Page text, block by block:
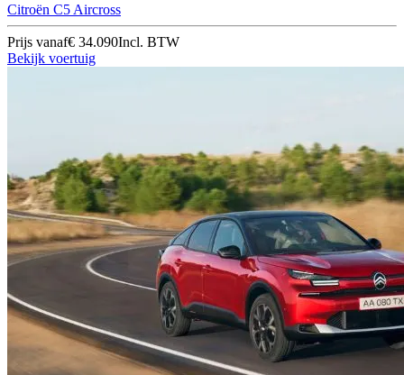
Citroën C5 Aircross
Prijs vanaf€ 34.090Incl. BTW
Bekijk voertuig